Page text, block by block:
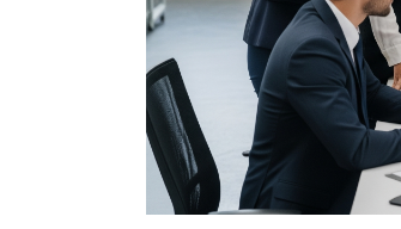
・
人
材
派
遣
の
語